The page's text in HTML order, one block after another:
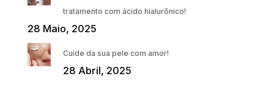
tratamento com ácido hialurônico!
28 Maio, 2025
Cuide da sua pele com amor!
28 Abril, 2025